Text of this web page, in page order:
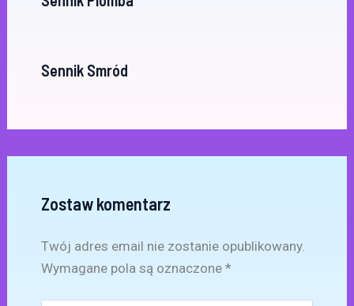
Sennik Smród
Zostaw komentarz
Twój adres email nie zostanie opublikowany.
Wymagane pola są oznaczone *